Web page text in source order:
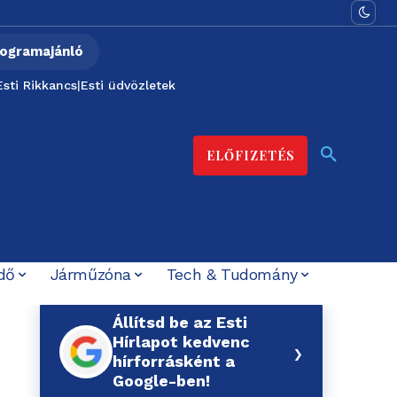
Rikkancs|Esti üdvözletek
ELŐFIZETÉS
Járműzóna Tech & Tudomány
Állítsd be az Esti
Hírlapot kedvenc
hírforrásként a
Google-ben!
›